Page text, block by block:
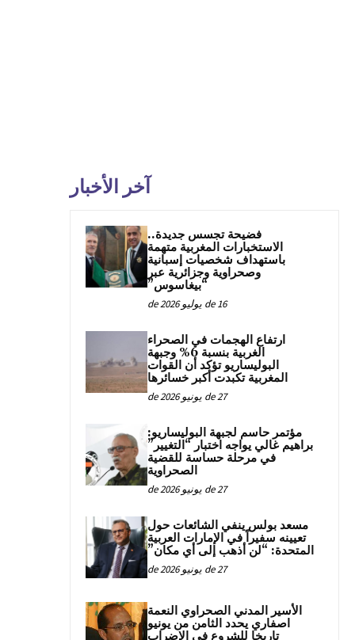
آخر الأخبار
فضيحة تجسس جديدة..
الاستخبارات المغربية متهمة
باستهداف شخصيات إسبانية
وصحراوية وجزائرية عبر
“بيغاسوس”
16 de يوليو de 2026
ارتفاع الهجمات في الصحراء
الغربية بنسبة 6% وجبهة
البوليساريو تؤكد أن القوات
المغربية تكبدت أكبر خسائرها
27 de يونيو de 2026
مؤتمر حاسم لجبهة البوليساريو:
براهيم غالي يواجه اختبار “التغيير”
في مرحلة حساسة للقضية
الصحراوية
27 de يونيو de 2026
مسعد بولس ينفي الشائعات حول
تعيينه سفيراً في الإمارات العربية
المتحدة: “لن أذهب إلى أي مكان”
27 de يونيو de 2026
الأسير المدني الصحراوي النعمة
اصفاري يحدد الثامن من يونيو
تاريخا للشروع في الإضراب